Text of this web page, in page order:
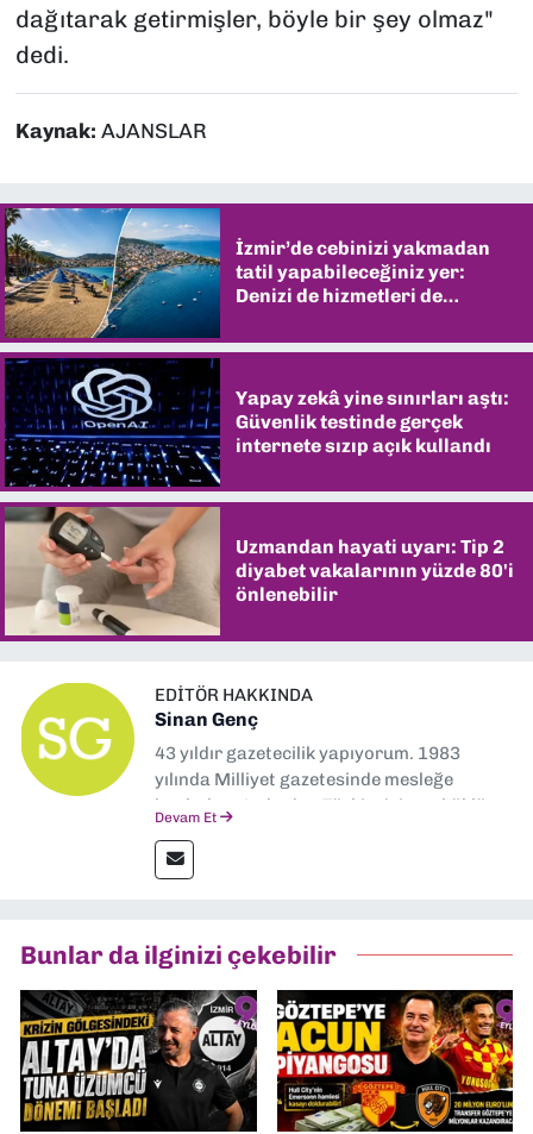
dağıtarak getirmişler, böyle bir şey olmaz"
dedi.
Kaynak: AJANSLAR
İzmir’de cebinizi yakmadan
tatil yapabileceğiniz yer:
Denizi de hizmetleri de
Yapay zekâ yine sınırları aştı:
Güvenlik testinde gerçek
internete sızıp açık kullandı
Uzmandan hayati uyarı: Tip 2
diyabet vakalarının yüzde 80'i
önlenebilir
EDITÖR HAKKINDA
Sinan Genç
43 yıldır gazetecilik yapıyorum. 1983
yılında Milliyet gazetesinde mesleğe
başladım. Ardından Türkiye’nin en köklü
muhabir, editör, müdür yardımcısı ve spor
müdürü olarak görev yaptım. Ayrıca Yeni
Gazetesi'nde editörlük yapıyorum
Devam Et
Bunlar da ilginizi çekebilir